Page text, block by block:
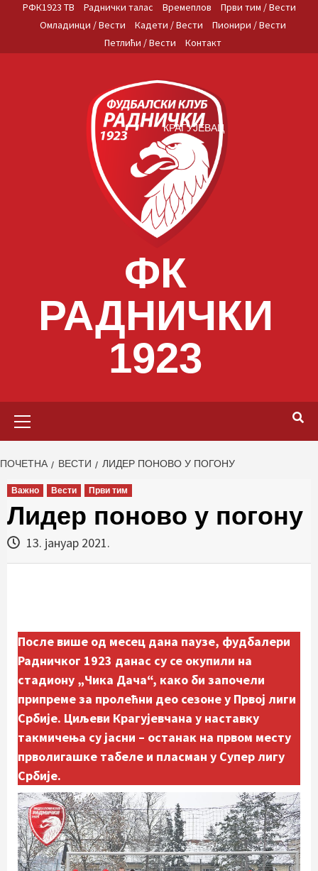
РФК1923 ТВ Раднички талас Времеплов
Први тим / Вести
Омладинци / Вести
Кадети / Вести
Пионири / Вести
Петлићи / Вести
Контакт
ФК
РАДНИЧКИ
1923
КРАГУЈЕВАЦ
ПОЧЕТНА ВЕСТИ ЛИДЕР ПОНОВО У ПОГОНУ
Важно Вести Први тим
Лидер поново у погону
13. јануар 2021.
После више од месец дана паузе, фудбалери
Радничког 1923 данас су се окупили на
стадиону „Чика Дача“, како би започели
припреме за пролећни део сезоне у Првој лиги
Србије. Циљеви Крагујевчана у наставку
такмичења су јасни – останак на првом месту
прволигашке табеле и пласман у Супер лигу
Србије.